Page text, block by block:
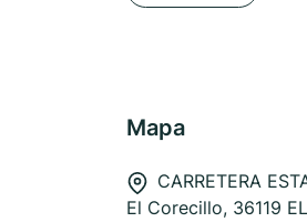
Mapa
CARRETERA
El Corecillo, 36119